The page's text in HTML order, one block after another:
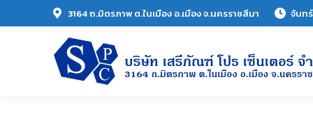
3164 ถ.มิตรภาพ ต.ในเมือง อ.เมือง จ.นครราชสีมา จันท